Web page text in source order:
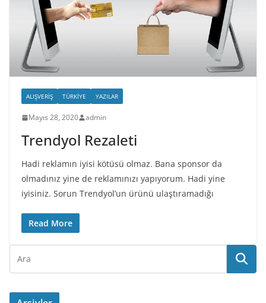
ALIŞVERIŞ TÜRKIYE YAZILAR
Mayıs 28, 2020 admin
Trendyol Rezaleti
Hadi reklamın iyisi kötüsü olmaz. Bana sponsor da
olmadınız yine de reklamınızı yapıyorum. Hadi yine
iyisiniz. Sorun Trendyol’un ürünü ulaştıramadığı
Read More